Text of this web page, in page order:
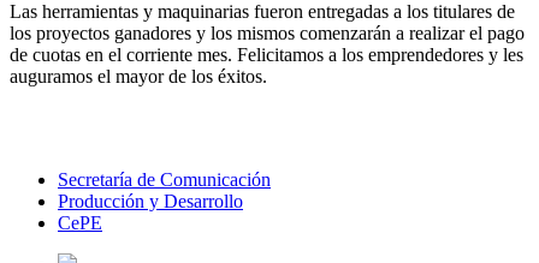
Las herramientas y maquinarias fueron entregadas a los titulares de
los proyectos ganadores y los mismos comenzarán a realizar el pago
de cuotas en el corriente mes. Felicitamos a los emprendedores y les
auguramos el mayor de los éxitos.
Secretaría de Comunicación
Producción y Desarrollo
CePE